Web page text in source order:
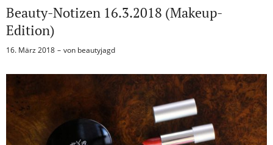
Beauty-Notizen 16.3.2018 (Makeup-
Edition)
16. März 2018 von beautyjagd